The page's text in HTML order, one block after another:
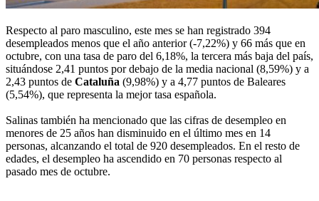
Respecto al paro masculino, este mes se han registrado 394
desempleados menos que el año anterior (-7,22%) y 66 más que en
octubre, con una tasa de paro del 6,18%, la tercera más baja del país,
situándose 2,41 puntos por debajo de la media nacional (8,59%) y a
2,43 puntos de Cataluña (9,98%) y a 4,77 puntos de Baleares
(5,54%), que representa la mejor tasa española.
Salinas también ha mencionado que las cifras de desempleo en
menores de 25 años han disminuido en el último mes en 14
personas, alcanzando el total de 920 desempleados. En el resto de
edades, el desempleo ha ascendido en 70 personas respecto al
pasado mes de octubre.